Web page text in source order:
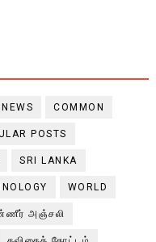
COMMON
POSTS
SRI LANKA
WORLD
அஞ்சலி